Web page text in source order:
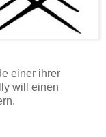
einer ihrer
will einen